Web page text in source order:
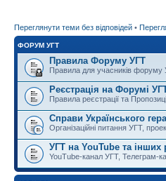
Переглянути теми без відповідей •
ФОРУМ УГТ
Правила Форуму УГТ
Правила для учасників форуму
Реєстрація на Форумі
Правила реєстрації та
Справи Українського
Організаційні питання УГТ,
УГТ на YouTube та інших
YouTube-канал УГТ, Телеграм-